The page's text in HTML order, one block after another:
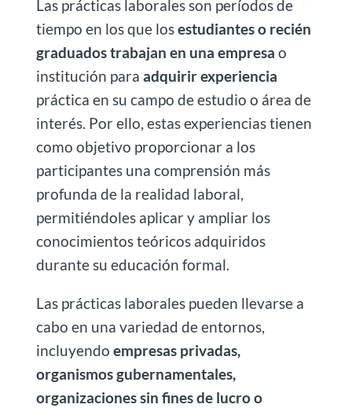
Las prácticas laborales son períodos de
tiempo en los que losestudiantes o recién
graduados trabajan en una empresa o
institución para adquirir experiencia
práctica en su campo de estudio o área de
interés. Por ello, estas experiencias tienen
como objetivo proporcionar a los
participantes una comprensión más
profunda de la realidad laboral,
permitiéndoles aplicar y ampliar los
conocimientos teóricos adquiridos
durante su educación formal.
Las prácticas laborales pueden llevarse a
cabo en una variedad de entornos,
incluyendo empresas privadas,
organismos gubernamentales,
organizaciones sin fines de lucro o